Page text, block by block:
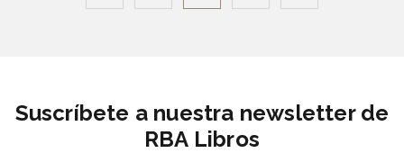
Suscríbete a nuestra newsletter de
RBA Libros